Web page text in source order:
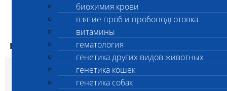
биохимия крови
взятие проб и пробоподготовка
витамины
гематология
генетика других видов животных
генетика кошек
генетика собак
Код Наименование услуг
экспресс
Санитарно-
микробиологические
исследование